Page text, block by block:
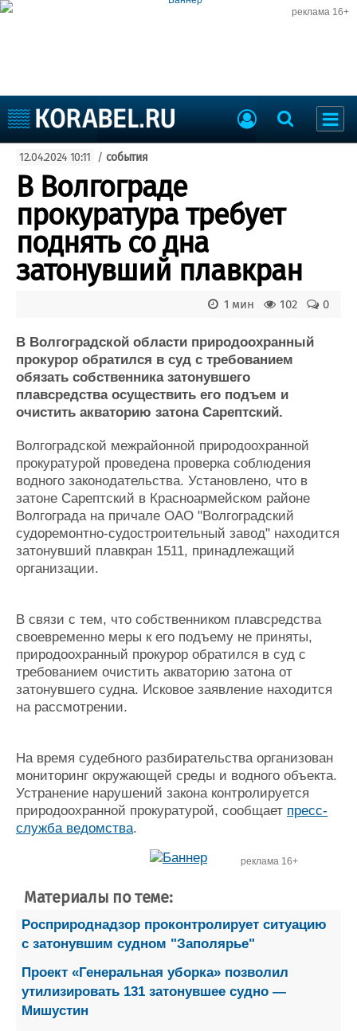
реклама 16+
Судоходство
Судоремонт
События
Порты
Рыболовство
ВМФ
Образование
Яхты и катера
Еще
Пульс
Новости
Компании
Репутация
Работа
Журнал
Реклама
Доска объявлений
Продажа флота
Оборудование
Изделия
Материалы
Конференции
Выставки и семинары
Личности
Словарь
Флот
Галерея флота
Форум
12.04.2024 10:11 / события
В Волгограде
прокуратура требует
поднять со дна
затонувший плавкран
0
102
1 мин
В Волгоградской области природоохранный
прокурор обратился в суд с требованием
обязать собственника затонувшего
плавсредства осуществить его подъем и
очистить акваторию затона Сарептский.
Волгоградской межрайонной природоохранной
прокуратурой проведена проверка соблюдения
водного законодательства. Установлено, что в
затоне Сарептский в Красноармейском районе
Волгограда на причале ОАО "Волгоградский
судоремонтно-судостроительный завод" находится
затонувший плавкран 1511, принадлежащий
организации.
В связи с тем, что собственником плавсредства
своевременно меры к его подъему не приняты,
природоохранный прокурор обратился в суд с
требованием очистить акваторию затона от
затонувшего судна. Исковое заявление находится
на рассмотрении.
На время судебного разбирательства организован
мониторинг окружающей среды и водного объекта.
Устранение нарушений закона контролируется
природоохранной прокуратурой, сообщает пресс-
служба ведомства.
реклама 16+
Материалы по теме:
Росприроднадзор проконтролирует ситуацию
с затонувшим судном "Заполярье"
Проект «Генеральная уборка» позволил
утилизировать 131 затонувшее судно —
Мишустин